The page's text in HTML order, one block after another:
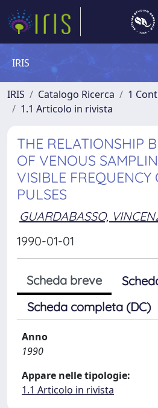
IRIS
IRIS Catalogo Ricerca
1
1.1 Articolo in rivista
THE RELATIONSHIP
OF VENOUS
VISIBLE
PULSES
GUARDABASSO,
1990-01-01
Scheda breve
Scheda completa (DC)
Anno
1990
Appare nelle tipologie:
1.1 Articolo in rivista